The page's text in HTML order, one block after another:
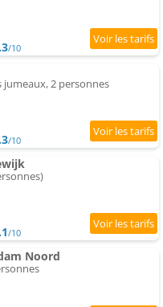
/10
2 personnes
/10
/10
Noord